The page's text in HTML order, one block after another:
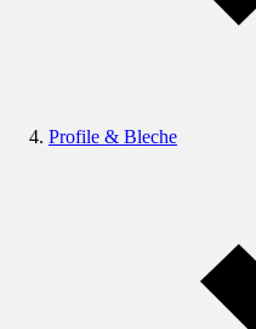
Profile & Bleche